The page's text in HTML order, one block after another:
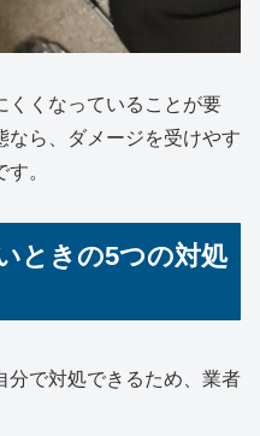
くくなっていることが要
なら、ダメージを受けやす
。
ときの5つの対処
分で対処できるため、業者